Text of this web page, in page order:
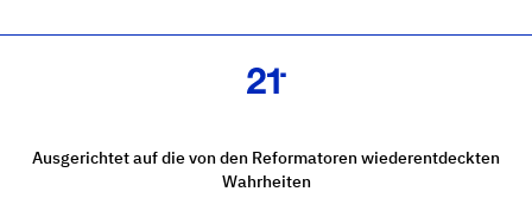
Ausgerichtet auf die von den Reformatoren wiederentdeckten
Wahrheiten